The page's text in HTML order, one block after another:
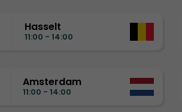
Hasselt
11:00 - 14:00
Amsterdam
11:00 - 14:00